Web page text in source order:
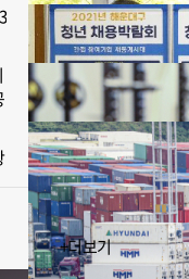
+더보기